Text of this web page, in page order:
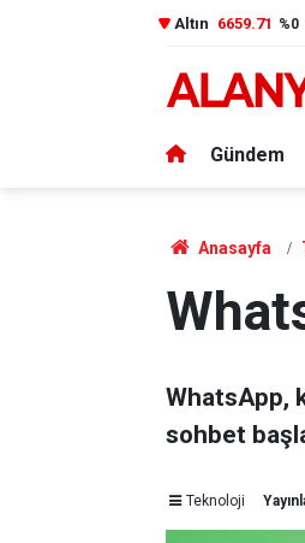
Altın 6659.71 %0
Gündem
Anasayfa
WhatsApp,
sohbet
Teknoloji